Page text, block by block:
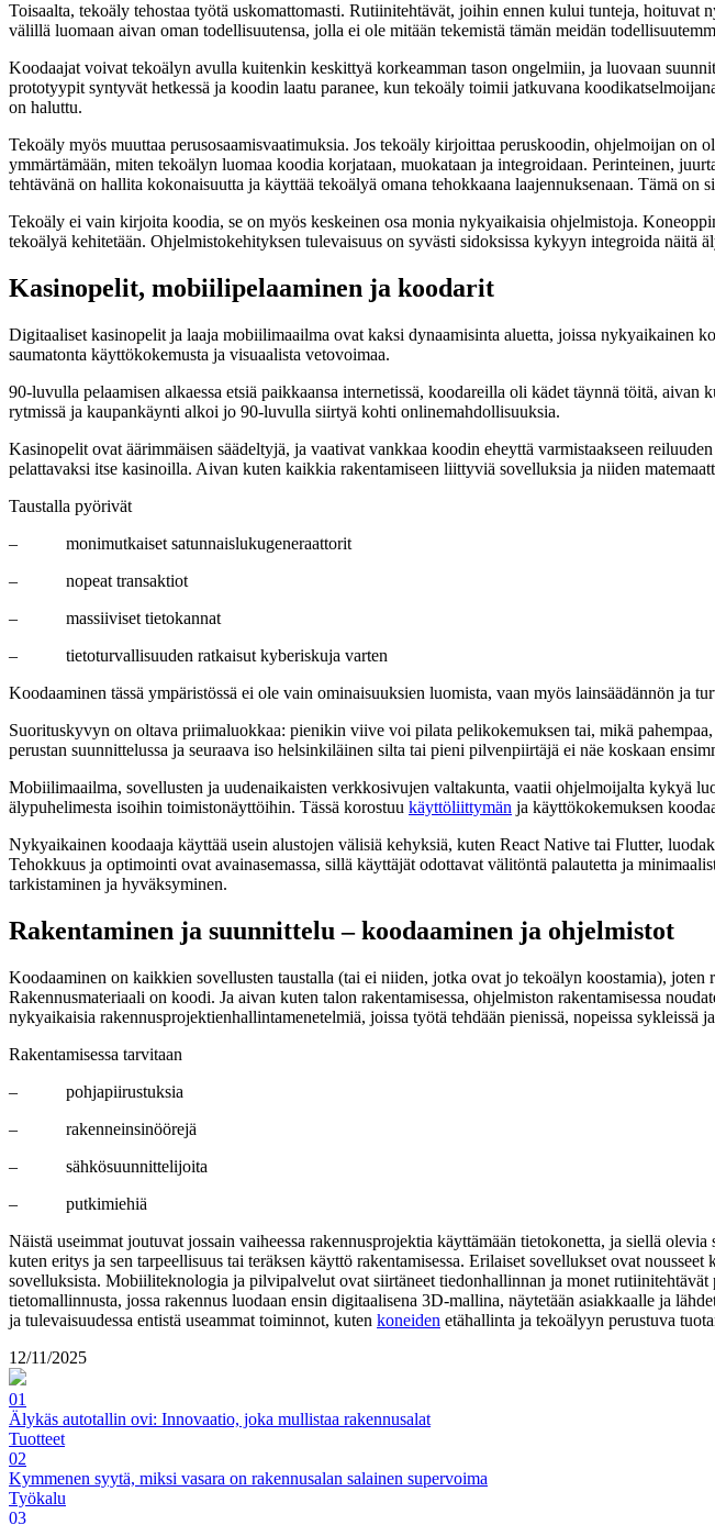
Toisaalta, tekoäly tehostaa työtä uskomattomasti. Rutiinitehtävät, joihin ennen kului tunteja,
välillä luomaan aivan oman todellisuutensa, jolla ei ole mitään tekemistä tämän meidän
Koodaajat voivat tekoälyn avulla kuitenkin keskittyä korkeamman tason ongelmiin, ja luovaan
prototyypit syntyvät hetkessä ja koodin laatu paranee, kun tekoäly toimii jatkuvana
on haluttu.
Tekoäly myös muuttaa perusosaamisvaatimuksia. Jos tekoäly kirjoittaa peruskoodin, ohjelmoijan on
ymmärtämään, miten tekoälyn luomaa koodia korjataan, muokataan ja integroidaan. Perinteinen,
tehtävänä on hallita kokonaisuutta ja käyttää tekoälyä omana tehokkaana laajennuksenaan. Tämä
Tekoäly ei vain kirjoita koodia, se on myös keskeinen osa monia nykyaikaisia ohjelmistoja.
tekoälyä kehitetään. Ohjelmistokehityksen tulevaisuus on syvästi sidoksissa kykyyn integroida näitä
Kasinopelit, mobiilipelaaminen ja koodarit
Digitaaliset kasinopelit ja laaja mobiilimaailma ovat kaksi dynaamisinta aluetta, joissa nykyaikainen
saumatonta käyttökokemusta ja visuaalista vetovoimaa.
90-luvulla pelaamisen alkaessa etsiä paikkaansa internetissä, koodareilla oli kädet täynnä töitä,
rytmissä ja kaupankäynti alkoi jo 90-luvulla siirtyä kohti onlinemahdollisuuksia.
Kasinopelit ovat äärimmäisen säädeltyjä, ja vaativat vankkaa koodin eheyttä varmistaakseen
pelattavaksi itse kasinoilla. Aivan kuten kaikkia rakentamiseen liittyviä sovelluksia ja niiden
Taustalla pyörivät
– monimutkaiset satunnaislukugeneraattorit
– nopeat transaktiot
– massiiviset tietokannat
– tietoturvallisuuden ratkaisut kyberiskuja varten
Koodaaminen tässä ympäristössä ei ole vain ominaisuuksien luomista, vaan myös lainsäädännön ja
Suorituskyvyn on oltava priimaluokkaa: pienikin viive voi pilata pelikokemuksen tai, mikä
perustan suunnittelussa ja seuraava iso helsinkiläinen silta tai pieni pilvenpiirtäjä ei näe koskaan
Mobiilimaailma, sovellusten ja uudenaikaisten verkkosivujen valtakunta, vaatii ohjelmoijalta kykyä
älypuhelimesta isoihin toimistonäyttöihin. Tässä korostuu käyttöliittymän ja käyttökokemuksen
Nykyaikainen koodaaja käyttää usein alustojen välisiä kehyksiä, kuten React Native tai Flutter,
Tehokkuus ja optimointi ovat avainasemassa, sillä käyttäjät odottavat välitöntä palautetta ja
tarkistaminen ja hyväksyminen.
Rakentaminen ja suunnittelu – koodaaminen ja ohjelmistot
Koodaaminen on kaikkien sovellusten taustalla (tai ei niiden, jotka ovat jo tekoälyn koostamia),
Rakennusmateriaali on koodi. Ja aivan kuten talon rakentamisessa, ohjelmiston rakentamisessa
nykyaikaisia rakennusprojektienhallintamenetelmiä, joissa työtä tehdään pienissä, nopeissa sykleissä
Rakentamisessa tarvitaan
– pohjapiirustuksia
– rakenneinsinöörejä
– sähkösuunnittelijoita
– putkimiehiä
Näistä useimmat joutuvat jossain vaiheessa rakennusprojektia käyttämään tietokonetta, ja siellä
kuten eritys ja sen tarpeellisuus tai teräksen käyttö rakentamisessa. Erilaiset sovellukset ovat
sovelluksista. Mobiiliteknologia ja pilvipalvelut ovat siirtäneet tiedonhallinnan ja monet
tietomallinnusta, jossa rakennus luodaan ensin digitaalisena 3D-mallina, näytetään asiakkaalle ja
ja tulevaisuudessa entistä useammat toiminnot, kuten koneiden etähallinta ja tekoälyyn perustuva
12/11/2025
01
Älykäs autotallin ovi: Innovaatio, joka mullistaa rakennusalat
Tuotteet
02
Kymmenen syytä, miksi vasara on rakennusalan salainen supervoima
Työkalu
03